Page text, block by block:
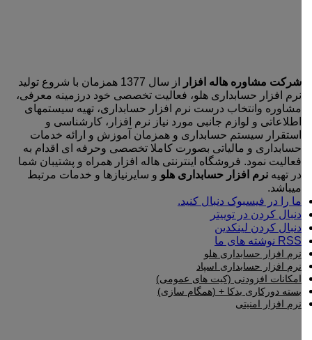
شرکت مشاوره هاله افزار
از سال 1377 همزمان با شروع تولید
نرم افزار حسابداری هلو، فعالیت تخصصی خود درزمینه معرفی،
مشاوره وانتخاب درست نرم افزار حسابداری، تهیه سیستمهای
اطلاعاتی و لوازم جانبی مورد نیاز نرم افزار، کارشناسی و
استقرار سیستم حسابداری و همزمان آموزش و ارائه خدمات
حسابداری و مالیاتی بصورت کاملا تخصصی وحرفه ای اقدام به
فعالیت نمود. فروشگاه اینترنتی هاله افزار همراه و پشتیبان شما
در تهیه نرم افزار حسابداری هلو و سایرنیازها و خدمات مرتبط
میباشد.
ما را در فیسبوک دنبال کنید.
دنبال کردن در توییتر
دنبال کردن لینکدین
RSS نوشته های ما
نرم افزار حسابداری هلو
نرم افزار حسابداری اسپاد
امکانات افزودنی (کیت های عمومی)
بسته دورکاری بدکا + (همگام سازی)
نرم افزار امنیتی